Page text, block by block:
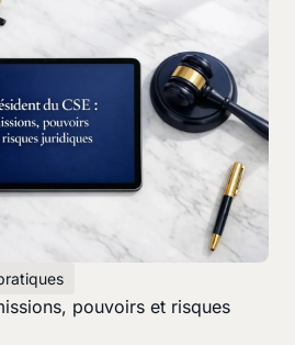
pouvoirs et risques